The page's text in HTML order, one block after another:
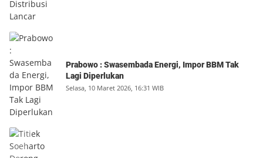
Prabowo : Swasembada Energi, Impor BBM Tak
Lagi Diperlukan
Selasa, 10 Maret 2026, 16:31 WIB